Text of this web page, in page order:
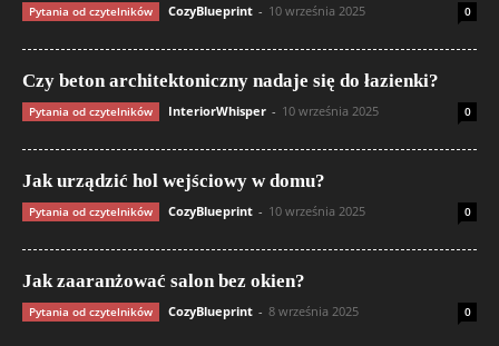
Pytania od czytelników CozyBlueprint - 10 września 2025 0
Czy beton architektoniczny nadaje się do łazienki?
Pytania od czytelników InteriorWhisper - 10 września 2025 0
Jak urządzić hol wejściowy w domu?
Pytania od czytelników CozyBlueprint - 10 września 2025 0
Jak zaaranżować salon bez okien?
Pytania od czytelników CozyBlueprint - 8 września 2025 0